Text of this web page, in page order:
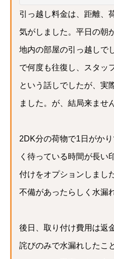
引っ越し料金は、距離、
気がしました。平日の朝
地内の部屋の引っ越しで
で何度も往復し、スタッ
という話しでしたが、実
ました。が、結局来ませ
2DK分の荷物で1日がか
く待っている時間が長い
付けをオプションしまし
不備があったらしく水漏
後日、取り付け費用は返
詫びのみで水漏れしたこ